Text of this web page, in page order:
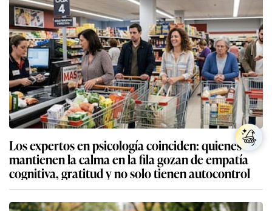
Los expertos en psicología coinciden: quienes
mantienen la calma en la fila gozan de empatía
cognitiva, gratitud y no solo tienen autocontrol